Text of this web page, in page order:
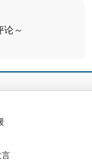
论～